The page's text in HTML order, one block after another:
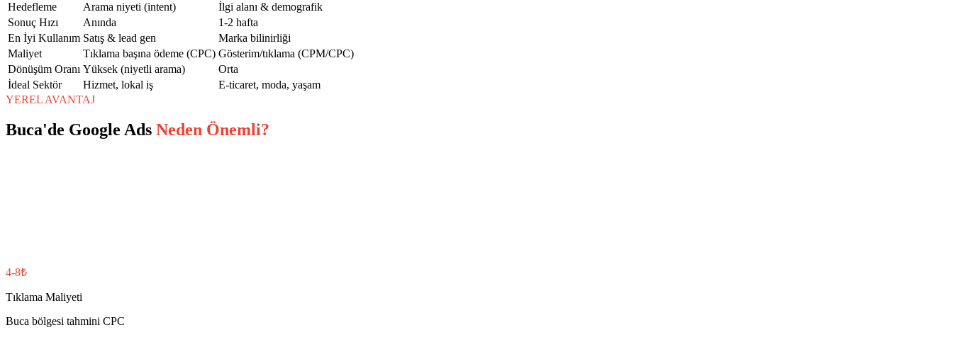
Hedefleme
Arama niyeti (intent)
İlgi alanı & demografik
Sonuç Hızı
Anında
1-2 hafta
En İyi Kullanım Satış & lead gen
Marka bilinirliği
Maliyet
Tıklama başına ödeme (CPC) Gösterim/tıklama (CPM/CPC)
Dönüşüm Oranı Yüksek (niyetli arama)
Orta
İdeal Sektör
Hizmet, lokal iş
E-ticaret, moda, yaşam
YEREL AVANTAJ
Buca'de Google Ads Neden Önemli?
4-8₺
Tıklama Maliyeti
Buca bölgesi tahmini CPC